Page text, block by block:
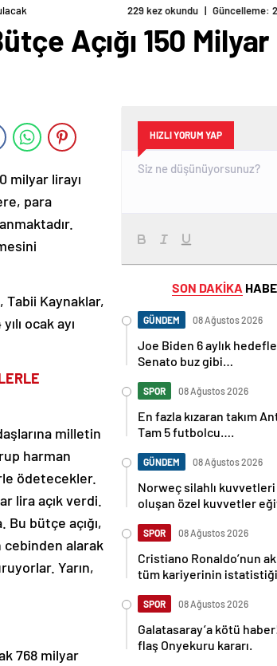
229 kez okundu | Güncelleme:
Açığı 150 Milyar
milyar lirayı
para
Tabii Kaynaklar,
ocak ayı
milletin
harman
ödetecekler.
lira açık verdi.
Bu bütçe açığı,
cebinden alarak
Yarın,
768 milyar
HIZLI YORUM YAP
SON DAKİKA
GÜNDEM 08 Ağustos 2026
Joe Biden 6 aylık
Senato buz gibi…
SPOR 08 Ağustos 2026
En fazla kızaran takım
Tam 5 futbolcu….
GÜNDEM 08 Ağustos 2026
Norweç silahlı kuvvetleri
oluşan özel kuvvetler
SPOR 08 Ağustos 2026
Cristiano Ronaldo’nun
tüm kariyerinin
SPOR 08 Ağustos 2026
Galatasaray’a kötü
flaş Onyekuru kararı.